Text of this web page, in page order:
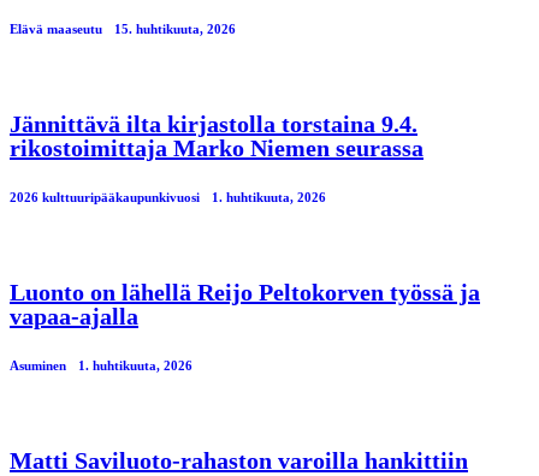
Elävä maaseutu 15. huhtikuuta, 2026
Jännittävä ilta kirjastolla torstaina 9.4.
rikostoimittaja Marko Niemen seurassa
2026 kulttuuripääkaupunkivuosi 1. huhtikuuta, 2026
Luonto on lähellä Reijo Peltokorven työssä ja
vapaa-ajalla
Asuminen 1. huhtikuuta, 2026
Matti Saviluoto-rahaston varoilla hankittiin